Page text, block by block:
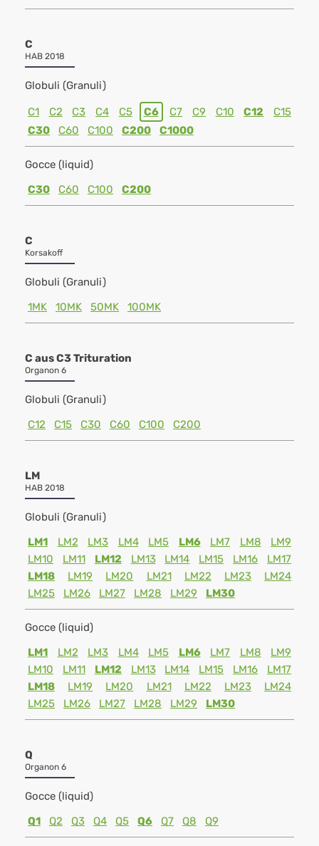
C
HAB 2018
Globuli (Granuli)
C1 C2 C3 C4 C5 C6 C7 C9 C10 C12
C15
C30
C60 C100 C200 C1000
Gocce (liquid)
C30
C60 C100 C200
C
Korsakoff
Globuli (Granuli)
1MK
10MK 50MK 100MK
C aus C3 Trituration
Organon 6
Globuli (Granuli)
C12
C15 C30 C60 C100 C200
LM
HAB 2018
Globuli (Granuli)
LM1
LM2 LM3 LM4 LM5 LM6 LM7 LM8
LM9
LM10
LM11 LM12 LM13 LM14 LM15 LM16
LM17
LM18
LM19 LM20 LM21 LM22 LM23
LM24
LM25
LM26 LM27 LM28 LM29 LM30
Gocce (liquid)
LM1
LM2 LM3 LM4 LM5 LM6 LM7 LM8
LM9
LM10
LM11 LM12 LM13 LM14 LM15 LM16
LM17
LM18
LM19 LM20 LM21 LM22 LM23
LM24
LM25
LM26 LM27 LM28 LM29 LM30
Q
Organon 6
Gocce (liquid)
Q1
Q2 Q3 Q4 Q5 Q6 Q7 Q8 Q9